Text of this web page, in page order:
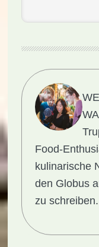
Food-
kulinarische
den Globus
zu schreiben.